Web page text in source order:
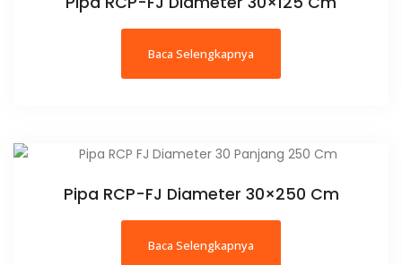
Baca Selengkapnya
Pipa RCP-FJ Diameter 30×250 Cm
Baca Selengkapnya